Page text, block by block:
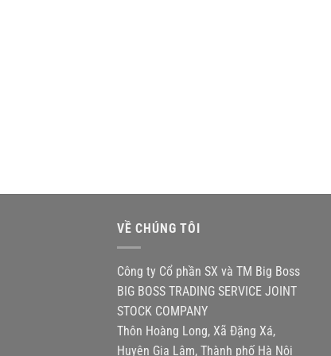
VỀ CHÚNG TÔI
Công ty Cổ phần SX và TM Big Boss
BIG BOSS TRADING SERVICE JOINT
STOCK COMPANY
Thôn Hoàng Long, Xã Đặng Xá,
Huyện Gia Lâm, Thành phố Hà Nội